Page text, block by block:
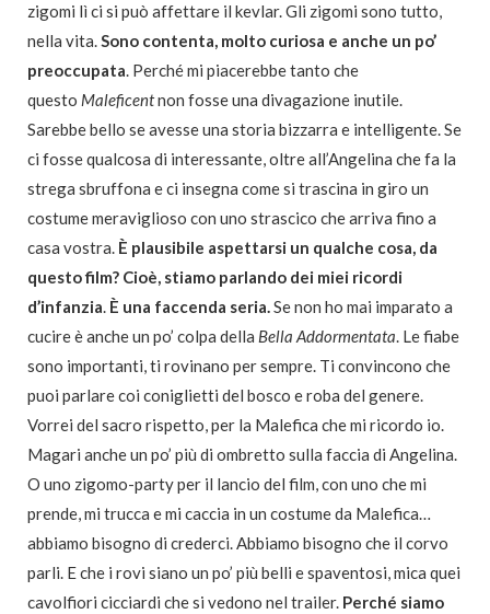
zigomi lì ci si può affettare il kevlar. Gli zigomi sono tutto,
nella vita.Sono contenta, molto curiosa e anche un po’
preoccupata. Perché mi piacerebbe tanto che
questo Maleficentnon fosse una divagazione inutile.
Sarebbe bello se avesse una storia bizzarra e intelligente. Se
ci fosse qualcosa di interessante, oltre all’Angelina che fa la
strega sbruffona e ci insegna come si trascina in giro un
costume meraviglioso con uno strascico che arriva fino a
casa vostra. È plausibile aspettarsi un qualche cosa, da
questo film? Cioè, stiamo parlando dei miei ricordi
d’infanzia. È una faccenda seria.Se non ho mai imparato a
cucire è anche un po’ colpa della Bella Addormentata. Le fiabe
sono importanti, ti rovinano per sempre. Ti convincono che
puoi parlare coi coniglietti del bosco e roba del genere.
Vorrei del sacro rispetto, per la Malefica che mi ricordo io.
Magari anche un po’ più di ombretto sulla faccia di Angelina.
O uno zigomo-party per il lancio del film, con uno che mi
prende, mi trucca e mi caccia in un costume da Malefica…
abbiamo bisogno di crederci. Abbiamo bisogno che il corvo
parli. E che i rovi siano un po’ più belli e spaventosi, mica quei
cavolfiori cicciardi che si vedono nel trailer. Perché siamo